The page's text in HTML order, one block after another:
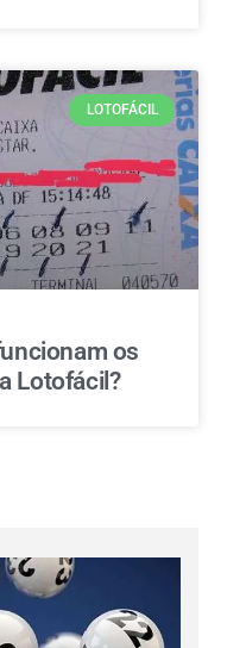
LOTOFÁCIL
os
Lotofácil?